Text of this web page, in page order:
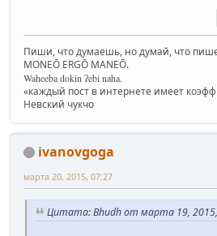
Пиши, что думаешь, но думай, что
MONEŌ ERGŌ MANEŌ.
Waheeba dokin ʔebi naha.
«каждый пост в интернете имеет
Невский чукчо
ivanovgoga
марта 20, 2015, 07:27
Цитата: Bhudh от марта 19,